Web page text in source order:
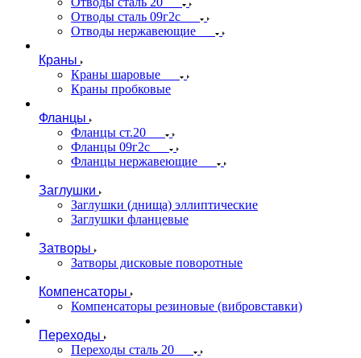
Отводы сталь 09г2с
Отводы нержавеющие
Краны
Краны шаровые
Краны пробковые
Фланцы
Фланцы ст.20
Фланцы 09г2с
Фланцы нержавеющие
Заглушки
Заглушки (днища) эллиптические
Заглушки фланцевые
Затворы
Затворы дисковые поворотные
Компенсаторы
Компенсаторы резиновые (вибровставки)
Переходы
Переходы сталь 20